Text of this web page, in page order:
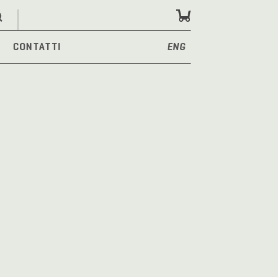
CONTATTI ENG